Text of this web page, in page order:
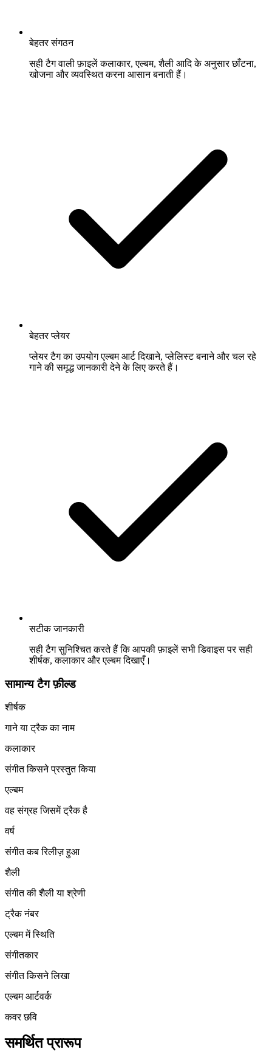
बेहतर संगठन
सही टैग वाली फ़ाइलें कलाकार, एल्बम, शैली आदि के अनुसार छाँटना,
खोजना और व्यवस्थित करना आसान बनाती हैं।
बेहतर प्लेयर
प्लेयर टैग का उपयोग एल्बम आर्ट दिखाने, प्लेलिस्ट बनाने और चल रहे
गाने की समृद्ध जानकारी देने के लिए करते हैं।
सटीक जानकारी
सही टैग सुनिश्चित करते हैं कि आपकी फ़ाइलें सभी डिवाइस पर सही
शीर्षक, कलाकार और एल्बम दिखाएँ।
सामान्य टैग फ़ील्ड
शीर्षक
गाने या ट्रैक का नाम
कलाकार
संगीत किसने प्रस्तुत किया
एल्बम
वह संग्रह जिसमें ट्रैक है
वर्ष
संगीत कब रिलीज़ हुआ
शैली
संगीत की शैली या श्रेणी
ट्रैक नंबर
एल्बम में स्थिति
संगीतकार
संगीत किसने लिखा
एल्बम आर्टवर्क
कवर छवि
समर्थित प्रारूप